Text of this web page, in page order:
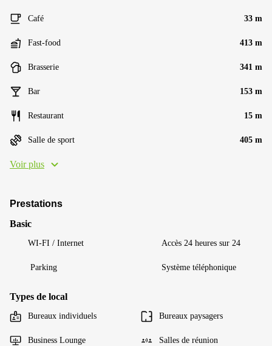
Café 33 m
Fast-food 413 m
Brasserie 341 m
Bar 153 m
Restaurant 15 m
Salle de sport 405 m
Voir plus
Prestations
Basic
WI-FI / Internet Accès 24 heures sur 24
Parking Système téléphonique
Types de local
Bureaux individuels Bureaux paysagers
Business Lounge Salles de réunion